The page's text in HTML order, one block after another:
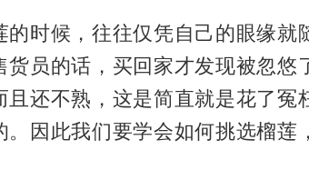
的时候，往往仅凭自己的眼缘就
货员的话，买回家才发现被忽悠
且还不熟，这是简直就是花了冤
。因此我们要学会如何挑选榴莲